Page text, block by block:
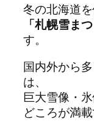
冬の北海道
「札幌雪まつ
す。
国内外から
は、
巨大雪像・
どころが満載